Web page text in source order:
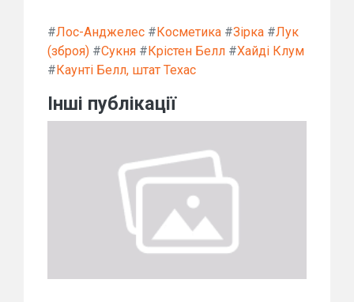
#Лос-Анджелес # Косметика #Зірка #Лук
(зброя) #Сукня # Крістен Белл #Хайді Клум
# Каунті Белл, штат Техас
Інші публікації